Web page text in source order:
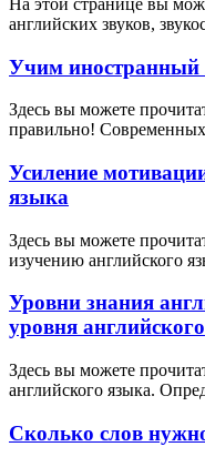
английских звуков,
Учим иностранный
Здесь вы можете
правильно! Современных
Усиление
языка
Здесь вы можете
изучению английского
Уровни знания
уровня английского
Здесь вы можете
английского языка.
Сколько слов